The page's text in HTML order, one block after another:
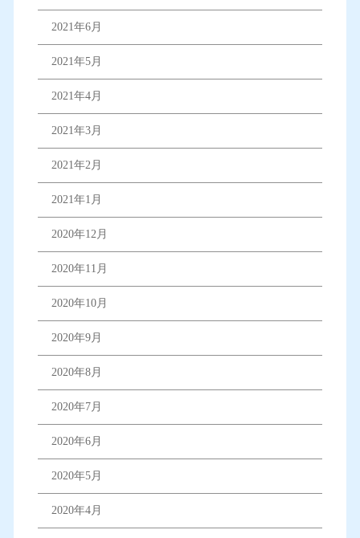
2021年6月
2021年5月
2021年4月
2021年3月
2021年2月
2021年1月
2020年12月
2020年11月
2020年10月
2020年9月
2020年8月
2020年7月
2020年6月
2020年5月
2020年4月